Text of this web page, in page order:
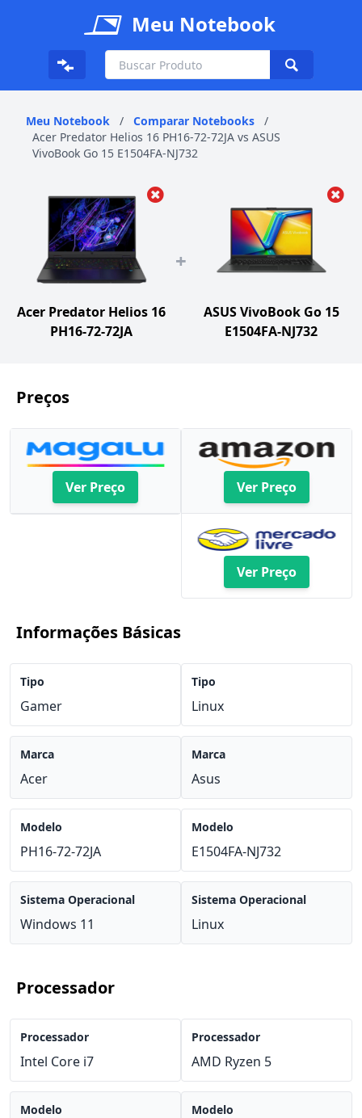
Meu Notebook
Meu Notebook / Comparar Notebooks
/
Acer Predator Helios 16 PH16-72-72JA vs ASUS
VivoBook Go 15 E1504FA-NJ732
Acer Predator Helios 16
PH16-72-72JA
+
ASUS VivoBook Go 15
E1504FA-NJ732
Preços
Ver Preço Ver Preço
Ver Preço
Informações Básicas
Tipo
Gamer
Marca
Acer
Modelo
PH16-72-72JA
Sistema Operacional
Windows 11
Tipo
Linux
Marca
Asus
Modelo
E1504FA-NJ732
Sistema Operacional
Linux
Processador
Processador
Intel Core i7
Modelo
Processador
AMD Ryzen 5
Modelo